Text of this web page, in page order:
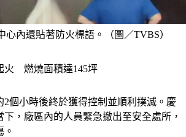
心內還貼著防火標語。（圖／TVBS）
火　燃燒面積達145坪
2個小時後終於獲得控制並順利撲滅。慶
，廠區內的人員緊急撤出至安全處所，